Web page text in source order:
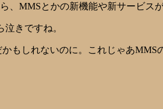
、MMSとかの新機能や新サービ
きですね。
もしれないのに。これじゃあMMS